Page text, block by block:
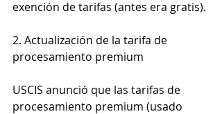
exención de tarifas (antes era gratis).
2. Actualización de la tarifa de
procesamiento premium
USCIS anunció que las tarifas de
procesamiento premium (usado